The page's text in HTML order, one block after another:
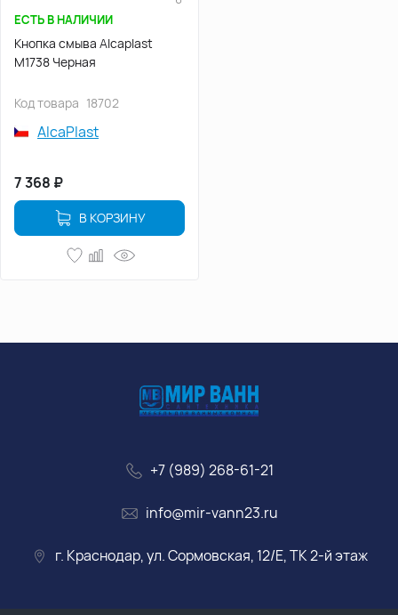
ЕСТЬ В НАЛИЧИИ
Кнопка смыва Alcaplast
M1738 Черная
Код товара 18702
AlcaPlast
7 368 ₽
В КОРЗИНУ
+7 (989) 268-61-21
info@mir-vann23.ru
г. Краснодар, ул. Сормовская, 12/Е, ТК 2-й этаж